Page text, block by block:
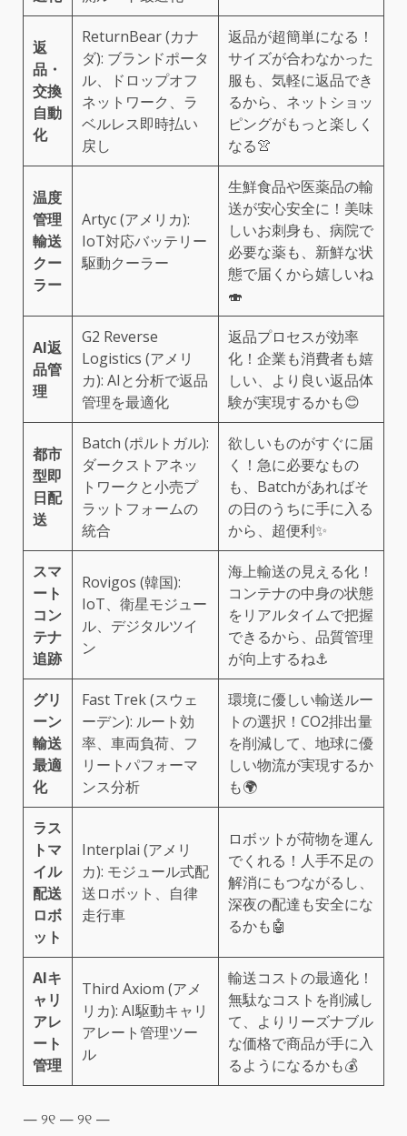
返
品・
交換
自動
化
ReturnBear (カナ
ダ): ブランドポータ
ル、ドロップオフ
ネットワーク、ラ
ベルレス即時払い
戻し
返品が超簡単になる！
サイズが合わなかった
服も、気軽に返品でき
るから、ネットショッ
ピングがもっと楽しく
なる👚
温度
管理
輸送
クー
ラー
Artyc (アメリカ):
IoT対応バッテリー
駆動クーラー
生鮮食品や医薬品の輸
送が安心安全に！美味
しいお刺身も、病院で
必要な薬も、新鮮な状
態で届くから嬉しいね
🍣
AI返
品管
理
G2 Reverse
Logistics (アメリ
カ): AIと分析で返品
管理を最適化
返品プロセスが効率
化！企業も消費者も嬉
しい、より良い返品体
験が実現するかも😊
都市
型即
日配
送
Batch (ポルトガル):
ダークストアネッ
トワークと小売プ
ラットフォームの
統合
欲しいものがすぐに届
く！急に必要なもの
も、Batchがあればそ
の日のうちに手に入る
から、超便利✨
スマ
ート
コン
テナ
追跡
Rovigos (韓国):
IoT、衛星モジュー
ル、デジタルツイ
ン
海上輸送の見える化！
コンテナの中身の状態
をリアルタイムで把握
できるから、品質管理
が向上するね⚓
グリ
ーン
輸送
最適
化
Fast Trek (スウェ
ーデン): ルート効
率、車両負荷、フ
リートパフォーマ
ンス分析
環境に優しい輸送ルー
トの選択！CO2排出量
を削減して、地球に優
しい物流が実現するか
も🌍
ラス
トマ
イル
配送
ロボ
ット
Interplai (アメリ
カ): モジュール式配
送ロボット、自律
走行車
ロボットが荷物を運ん
でくれる！人手不足の
解消にもつながるし、
深夜の配達も安全にな
るかも🤖
AIキ
ャリ
アレ
ート
管理
Third Axiom (アメ
リカ): AI駆動キャリ
アレート管理ツー
ル
輸送コストの最適化！
無駄なコストを削減し
て、よりリーズナブル
な価格で商品が手に入
るようになるかも💰
— ୨୧ — ୨୧ —